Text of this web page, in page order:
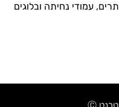
עמודי נחיתה ובלוגים